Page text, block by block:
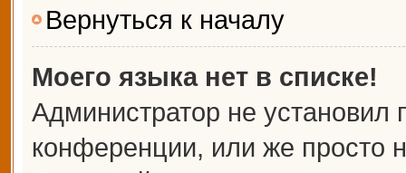
Вернуться к началу
Моего языка нет в списке!
Администратор не установил
конференции, или же просто